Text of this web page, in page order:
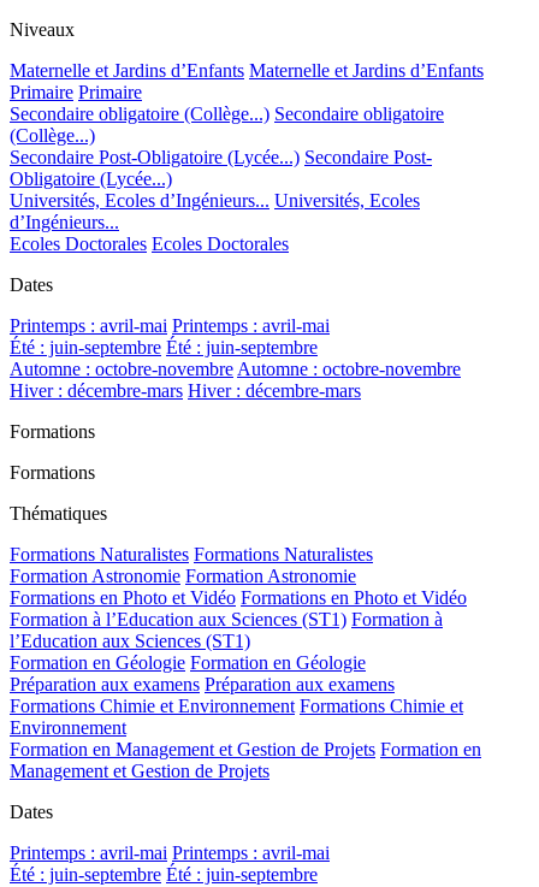
Niveaux
Maternelle et Jardins d’Enfants Maternelle et Jardins d’Enfants
Primaire Primaire
Secondaire obligatoire (Collège...) Secondaire obligatoire
(Collège...)
Secondaire Post-Obligatoire (Lycée...) Secondaire Post-
Obligatoire (Lycée...)
Universités, Ecoles d’Ingénieurs... Universités, Ecoles
d’Ingénieurs...
Ecoles Doctorales Ecoles Doctorales
Dates
Printemps : avril-mai Printemps : avril-mai
Été : juin-septembre Été : juin-septembre
Automne : octobre-novembre Automne : octobre-novembre
Hiver : décembre-mars Hiver : décembre-mars
Formations
Formations
Thématiques
Formations Naturalistes Formations Naturalistes
Formation Astronomie Formation Astronomie
Formations en Photo et Vidéo Formations en Photo et Vidéo
Formation à l’Education aux Sciences (ST1) Formation à
l’Education aux Sciences (ST1)
Formation en Géologie Formation en Géologie
Préparation aux examens Préparation aux examens
Formations Chimie et Environnement Formations Chimie et
Environnement
Formation en Management et Gestion de Projets Formation en
Management et Gestion de Projets
Dates
Printemps : avril-mai Printemps : avril-mai
Été : juin-septembre Été : juin-septembre